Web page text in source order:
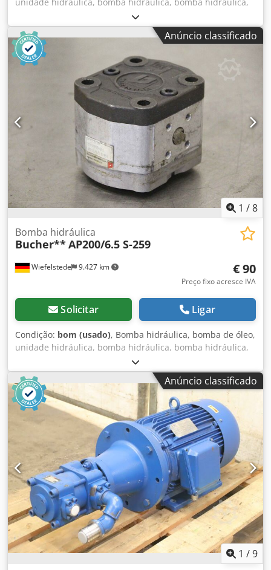
motor de acionamento, motor de acionamento, bomba de
engrenagem, bomba de engrenagem Codsvwkh Ujpfx
Ahasrf - Fabricante: Bucher, bomba hidráulica de
engrenagem -Tipo: AP200/11.5 S 259 -Flange/eixo: veja
foto, quadrado 8 x 17 mm -Número: 2x bombas disponíveis
-Preço: por peça -Dimensões: 98/84/H100 mm -Peso: 2,3
Anúncio classificado
1 /8
Wiefelstede 9.427 km
Bomba hidráulica
Bucher**AP200/6.5 S-259
€ 90
Preço fixo acresce IVA
Solicitar Ligar
Condição: bom (usado), Bomba hidráulica, bomba de óleo,
unidade hidráulica, bomba hidráulica, bomba hidráulica,
motor de deslocamento, motor de acionamento, bomba de
engrenagens, bomba de engrenagens -Fabricante: Bucher,
bomba hidráulica de engrenagens -Tipo: AP200/6.5 S-259
Csdpfx Ahogn Hymeaorf -Dimensões: 100/80/H80 mm -
Peso: 1,9 kg
Anúncio classificado
1 /9